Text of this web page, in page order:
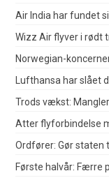
Air India har fundet
Wizz Air flyver i rødt
Norwegian-
Lufthansa har slået
Trods vækst:
Atter flyforbindelse
Ordfører: Gør
Første halvår: Færre